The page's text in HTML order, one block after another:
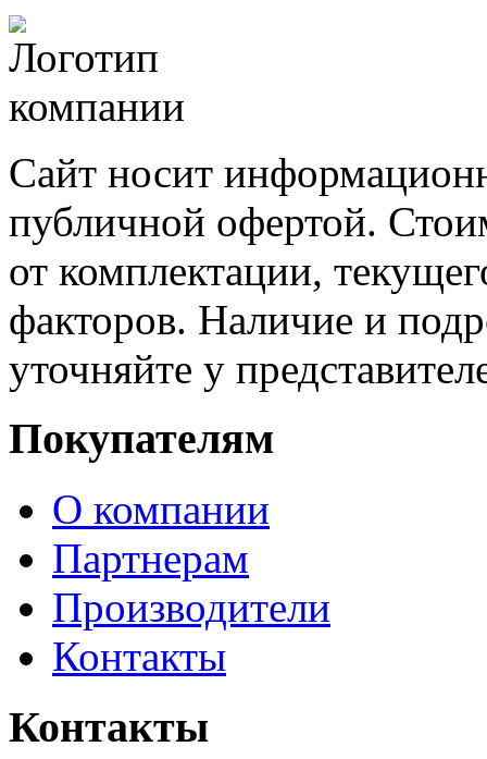
Сайт носит
публичной офертой.
от комплектации,
факторов. Наличие и
уточняйте у
Покупателям
О компании
Партнерам
Производители
Контакты
Контакты